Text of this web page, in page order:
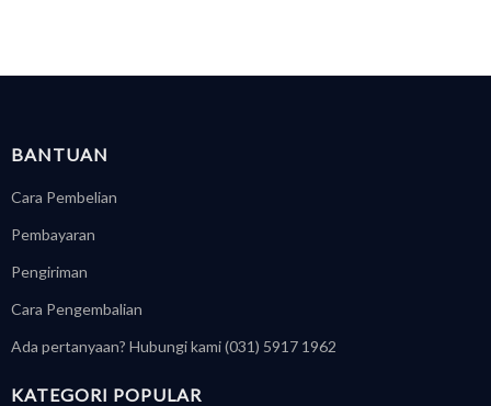
BANTUAN
Cara Pembelian
Pembayaran
Pengiriman
Cara Pengembalian
Ada pertanyaan? Hubungi kami (031) 5917 1962
KATEGORI POPULAR